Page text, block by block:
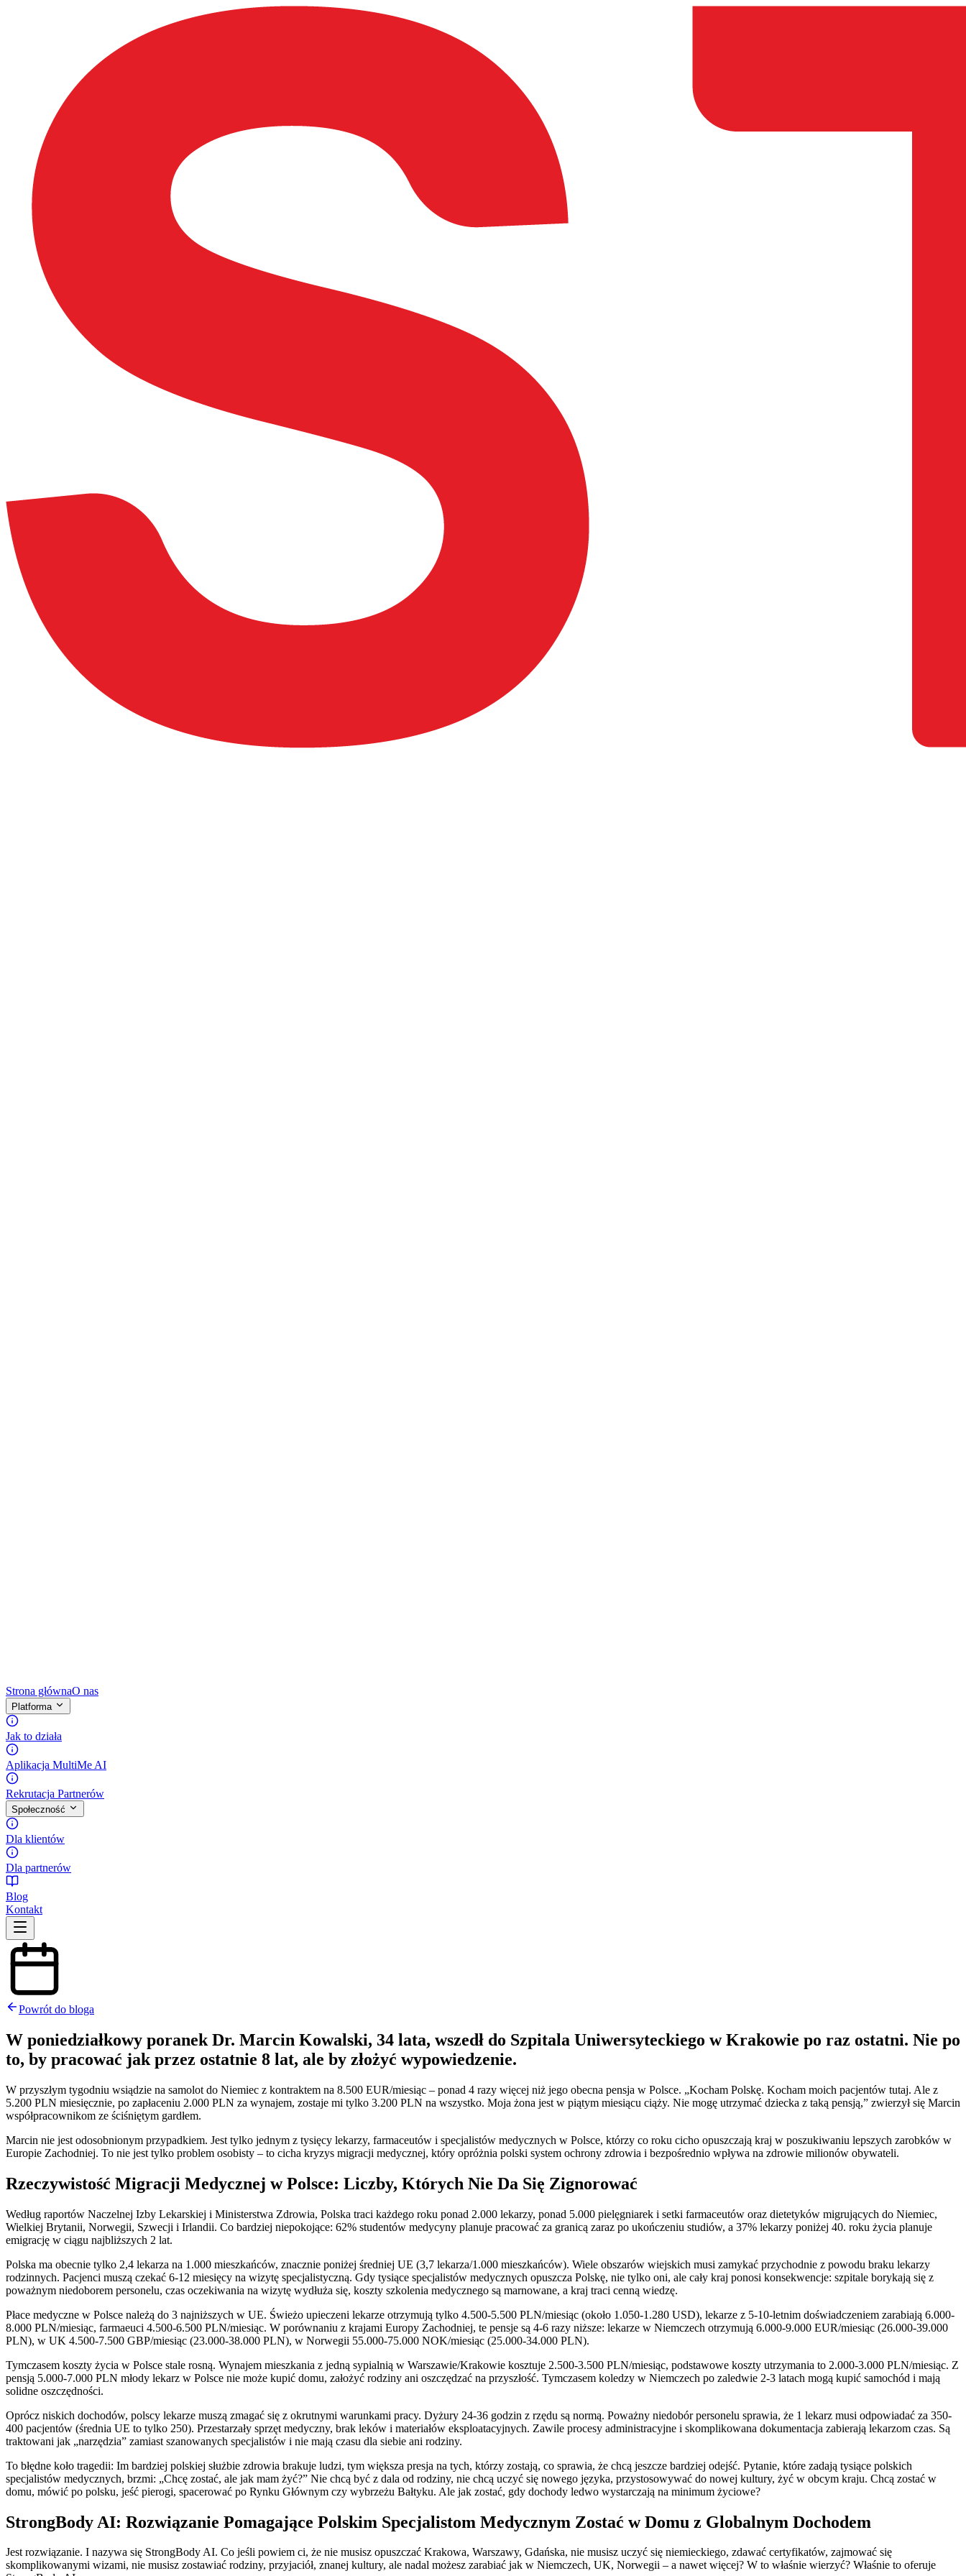
Strona głównaO nas
Platforma
Jak to działa
Aplikacja MultiMe AI
Rekrutacja Partnerów
Społeczność
Dla klientów
Dla partnerów
Blog
Kontakt
Powrót do bloga
W poniedziałkowy poranek Dr. Marcin Kowalski, 34 lata, wszedł do Szpitala Uniwersyteckiego w Krakowie po raz ostatni. Nie po
to, by pracować jak przez ostatnie 8 lat, ale by złożyć wypowiedzenie.
W przyszłym tygodniu wsiądzie na samolot do Niemiec z kontraktem na 8.500 EUR/miesiąc – ponad 4 razy więcej niż jego obecna pensja w Polsce. „Kocham Polskę. Kocham moich pacjentów tutaj. Ale z
5.200 PLN miesięcznie, po zapłaceniu 2.000 PLN za wynajem, zostaje mi tylko 3.200 PLN na wszystko. Moja żona jest w piątym miesiącu ciąży. Nie mogę utrzymać dziecka z taką pensją,” zwierzył się Marcin
współpracownikom ze ściśniętym gardłem.
Marcin nie jest odosobnionym przypadkiem. Jest tylko jednym z tysięcy lekarzy, farmaceutów i specjalistów medycznych w Polsce, którzy co roku cicho opuszczają kraj w poszukiwaniu lepszych zarobków w
Europie Zachodniej. To nie jest tylko problem osobisty – to cicha kryzys migracji medycznej, który opróżnia polski system ochrony zdrowia i bezpośrednio wpływa na zdrowie milionów obywateli.
Rzeczywistość Migracji Medycznej w Polsce: Liczby, Których Nie Da Się Zignorować
Według raportów Naczelnej Izby Lekarskiej i Ministerstwa Zdrowia, Polska traci każdego roku ponad 2.000 lekarzy, ponad 5.000 pielęgniarek i setki farmaceutów oraz dietetyków migrujących do Niemiec,
Wielkiej Brytanii, Norwegii, Szwecji i Irlandii. Co bardziej niepokojące: 62% studentów medycyny planuje pracować za granicą zaraz po ukończeniu studiów, a 37% lekarzy poniżej 40. roku życia planuje
emigrację w ciągu najbliższych 2 lat.
Polska ma obecnie tylko 2,4 lekarza na 1.000 mieszkańców, znacznie poniżej średniej UE (3,7 lekarza/1.000 mieszkańców). Wiele obszarów wiejskich musi zamykać przychodnie z powodu braku lekarzy
rodzinnych. Pacjenci muszą czekać 6-12 miesięcy na wizytę specjalistyczną. Gdy tysiące specjalistów medycznych opuszcza Polskę, nie tylko oni, ale cały kraj ponosi konsekwencje: szpitale borykają się z
poważnym niedoborem personelu, czas oczekiwania na wizytę wydłuża się, koszty szkolenia medycznego są marnowane, a kraj traci cenną wiedzę.
Płace medyczne w Polsce należą do 3 najniższych w UE. Świeżo upieczeni lekarze otrzymują tylko 4.500-5.500 PLN/miesiąc (około 1.050-1.280 USD), lekarze z 5-10-letnim doświadczeniem zarabiają 6.000-
8.000 PLN/miesiąc, farmaeuci 4.500-6.500 PLN/miesiąc. W porównaniu z krajami Europy Zachodniej, te pensje są 4-6 razy niższe: lekarze w Niemczech otrzymują 6.000-9.000 EUR/miesiąc (26.000-39.000
PLN), w UK 4.500-7.500 GBP/miesiąc (23.000-38.000 PLN), w Norwegii 55.000-75.000 NOK/miesiąc (25.000-34.000 PLN).
Tymczasem koszty życia w Polsce stale rosną. Wynajem mieszkania z jedną sypialnią w Warszawie/Krakowie kosztuje 2.500-3.500 PLN/miesiąc, podstawowe koszty utrzymania to 2.000-3.000 PLN/miesiąc. Z
pensją 5.000-7.000 PLN młody lekarz w Polsce nie może kupić domu, założyć rodziny ani oszczędzać na przyszłość. Tymczasem koledzy w Niemczech po zaledwie 2-3 latach mogą kupić samochód i mają
solidne oszczędności.
Oprócz niskich dochodów, polscy lekarze muszą zmagać się z okrutnymi warunkami pracy. Dyżury 24-36 godzin z rzędu są normą. Poważny niedobór personelu sprawia, że 1 lekarz musi odpowiadać za 350-
400 pacjentów (średnia UE to tylko 250). Przestarzały sprzęt medyczny, brak leków i materiałów eksploatacyjnych. Zawile procesy administracyjne i skomplikowana dokumentacja zabierają lekarzom czas. Są
traktowani jak „narzędzia” zamiast szanowanych specjalistów i nie mają czasu dla siebie ani rodziny.
To błędne koło tragedii: Im bardziej polskiej służbie zdrowia brakuje ludzi, tym większa presja na tych, którzy zostają, co sprawia, że chcą jeszcze bardziej odejść. Pytanie, które zadają tysiące polskich
specjalistów medycznych, brzmi: „Chcę zostać, ale jak mam żyć?” Nie chcą być z dala od rodziny, nie chcą uczyć się nowego języka, przystosowywać do nowej kultury, żyć w obcym kraju. Chcą zostać w
domu, mówić po polsku, jeść pierogi, spacerować po Rynku Głównym czy wybrzeżu Bałtyku. Ale jak zostać, gdy dochody ledwo wystarczają na minimum życiowe?
StrongBody AI: Rozwiązanie Pomagające Polskim Specjalistom Medycznym Zostać w Domu z Globalnym Dochodem
Jest rozwiązanie. I nazywa się StrongBody AI. Co jeśli powiem ci, że nie musisz opuszczać Krakowa, Warszawy, Gdańska, nie musisz uczyć się niemieckiego, zdawać certyfikatów, zajmować się
skomplikowanymi wizami, nie musisz zostawiać rodziny, przyjaciół, znanej kultury, ale nadal możesz zarabiać jak w Niemczech, UK, Norwegii – a nawet więcej? W to właśnie wierzyć? Właśnie to oferuje